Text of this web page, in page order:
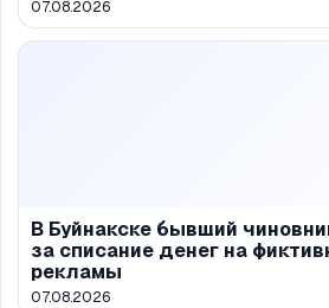
07.08.2026
В Буйнакске бывший
за списание денег на
рекламы
07.08.2026